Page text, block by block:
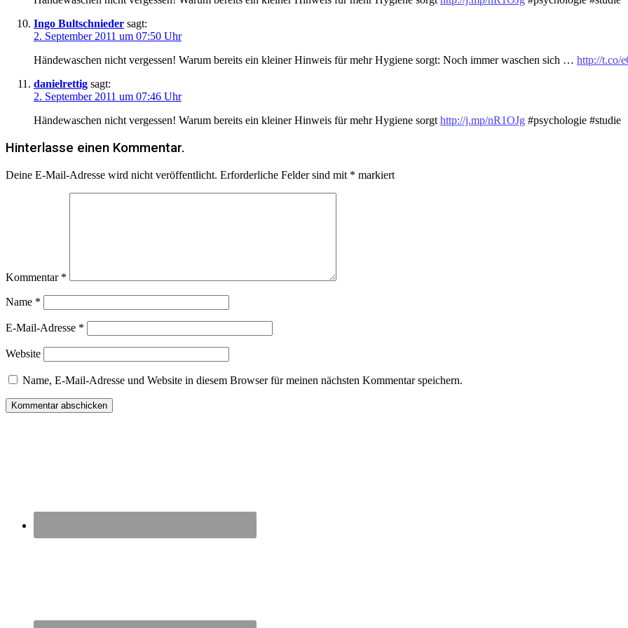
Ingo Bultschnieder sagt:
2. September 2011 um 07:50 Uhr
Händewaschen nicht vergessen! Warum bereits ein kleiner Hinweis für mehr Hygiene sorgt: Noch immer waschen sich … http://t.co/
danielrettig sagt:
2. September 2011 um 07:46 Uhr
Händewaschen nicht vergessen! Warum bereits ein kleiner Hinweis für mehr Hygiene sorgt http://j.mp/nR1OJg #psychologie #studie
Hinterlasse einen Kommentar.
Deine E-Mail-Adresse wird nicht veröffentlicht. Erforderliche Felder sind mit * markiert
Kommentar *
Name *
E-Mail-Adresse *
Website
Name, E-Mail-Adresse und Website in diesem Browser für meinen nächsten Kommentar speichern.